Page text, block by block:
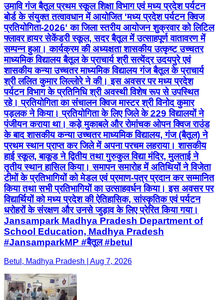
उमावि गंज बैतूल प्रथम स्कूल शिक्षा विभाग एवं मध्य प्रदेश पर्यटन
बोर्ड के संयुक्त तत्वावधान में आयोजित 'मध्य प्रदेश पर्यटन क्विज
प्रतियोगिता-2026' का जिला स्तरीय आयोजन शुक्रवार को लिटिल
फ्लावर हायर सेकेंडरी स्कूल, सदर बैतूल में उत्साहपूर्ण वातावरण में
सम्पन्न हुआ। कार्यक्रम की अध्यक्षता शासकीय उत्कृष्ट उच्चतर
माध्यमिक विद्यालय बैतूल के प्राचार्य श्री सत्येंद्र उदयपुरे एवं
शासकीय कन्या उच्चतर माध्यमिक विद्यालय गंज बैतूल के प्राचार्य
श्री ललित कुमार लिल्लोरे ने की। इस अवसर पर मध्य प्रदेश
पर्यटन विभाग के प्रतिनिधि श्री अवस्थी विशेष रूप से उपस्थित
रहे। प्रतियोगिता का संचालन क्विज मास्टर श्री विनोद कुमार
पड़लक ने किया। प्रतियोगिता के लिए जिले के 229 विद्यालयों ने
पंजीयन कराया था। कड़े मुकाबले और रोमांचक ओपन क्विज राउंड
के बाद शासकीय कन्या उच्चतर माध्यमिक विद्यालय, गंज (बैतूल) ने
प्रथम स्थान प्राप्त कर जिले में अपना परचम लहराया। शासकीय
हाई स्कूल, बाकूड ने द्वितीय तथा गुरुकुल विद्या मंदिर, मुलताई ने
तृतीय स्थान हासिल किया। समापन समारोह में अतिथियों ने विजेता
टीमों के प्रतिभागियों को मेडल एवं प्रमाण-पत्र प्रदान कर सम्मानित
किया तथा सभी प्रतिभागियों का उत्साहवर्धन किया। इस अवसर पर
विद्यार्थियों को मध्य प्रदेश की ऐतिहासिक, सांस्कृतिक एवं पर्यटन
धरोहरों के संरक्षण और उनसे जुड़ाव के लिए प्रेरित किया गया।
Jansampark Madhya Pradesh Department of
School Education, Madhya Pradesh
#JansamparkMP #बैतूल #betul
Betul, Madhya Pradesh | Aug 7, 2026